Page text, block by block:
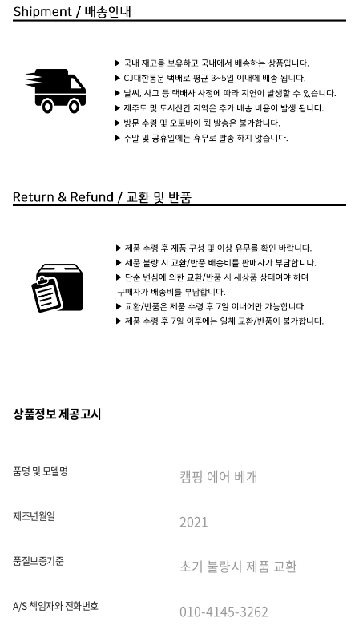
상품정보 제공고시
품명 및 모델명
제조년월일
품질보증기준
A/S 책임자와 전화번호